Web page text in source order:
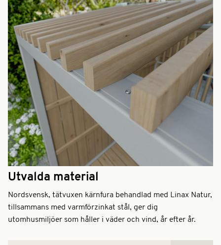
Utvalda material
Nordsvensk, tätvuxen kärnfura behandlad med Linax Natur,
tillsammans med varmförzinkat stål, ger dig
utomhusmiljöer som håller i väder och vind, år efter år.